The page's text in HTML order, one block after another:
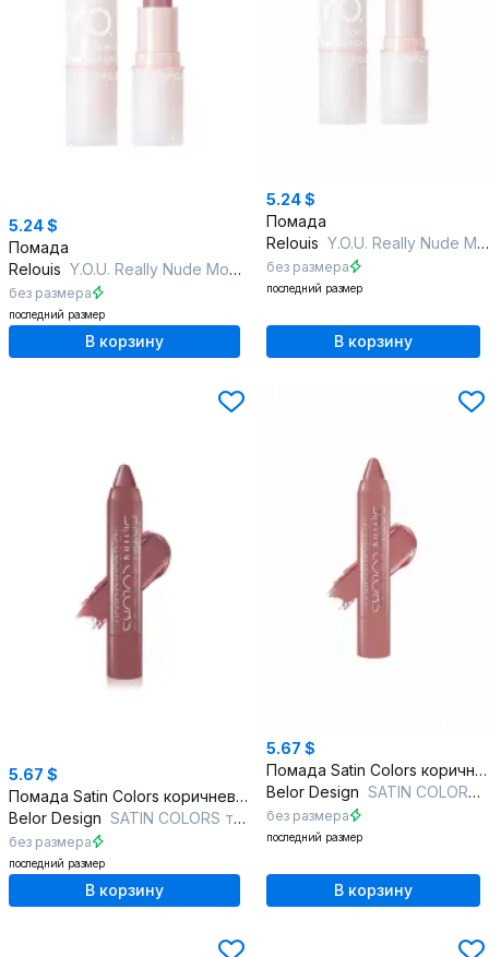
5.24 $
Помада
Relouis Y.O.U. Really Nude Mood тон:03 teasing
без размера
последний размер
В корзину
5.24 $
Помада
Relouis Y.O.U. Really Nude Mood тон:04 flirty
без размера
последний размер
В корзину
5.67 $
Помада Satin Colors коричневая для губ с лецитином
Belor Design SATIN COLORS тон 4 коричневый
без размера
последний размер
В корзину
5.67 $
Помада Satin Colors коричневая для губ с укрепляющим эффектом
Belor Design SATIN COLORS тон 11 капучино
без размера
последний размер
В корзину